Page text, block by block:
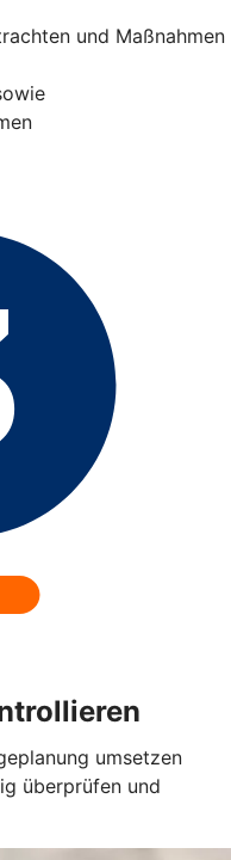
und Maßnahmen
umsetzen
überprüfen und